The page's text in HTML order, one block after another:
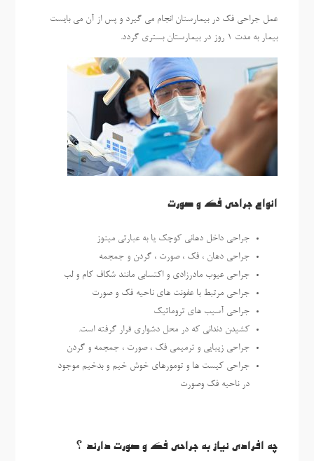
عمل جراحی فک در بیمارستان انجام می گیرد و پس از آن می بایست
بیمار به مدت 1 روز در بیمارستان بستری گردد.
انواع جراحی فک و صورت
جراحی داخل دهانی کوچک یا به عبارتی مینوز
جراحی دهان ، فک ، صورت ، گردن و جمجمه
جراحی عیوب مادرزادی و اکتسابی مانند شکاف کام و لب
جراحی مرتبط با عفونت های ناحیه فک و صورت
جراحی آسیب های تروماتیک
کشیدن دندانی که در محل دشواری قرار گرفته است.
جراحی زیبایی و ترمیمی فک ، صورت ، جمجمه و گردن
جراحی کیست ها و تومورهای خوش خیم و بدخیم موجود
در ناحیه فک وصورت
چه افرادی نیاز به جراحی فک و صورت دارند ؟